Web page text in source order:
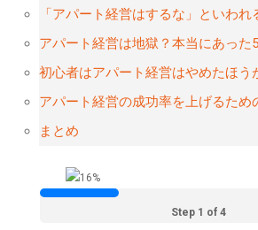
「アパート経営はするな」といわれ
アパート経営は地獄？本当にあった
初心者はアパート経営はやめたほう
アパート経営の成功率を上げるため
まとめ
Step 1 of 4